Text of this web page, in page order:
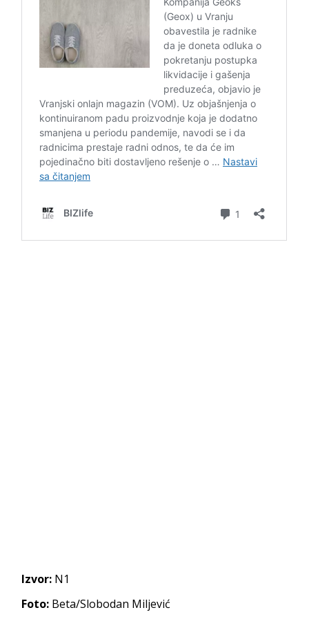
Izvor: N1
Foto: Beta/Slobodan Miljević